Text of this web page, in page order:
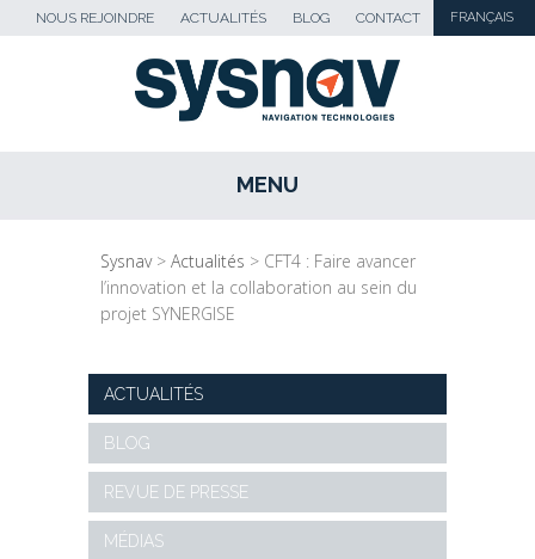
FRANÇAIS
CONTACT
BLOG
ACTUALITÉS
NOUS REJOINDRE
MENU
SKIP TO CONTENT
Sysnav> Actualités > CFT4 : Faire avancer
l’innovation et la collaboration au sein du
projet SYNERGISE
ACTUALITÉS
BLOG
REVUE DE PRESSE
MÉDIAS